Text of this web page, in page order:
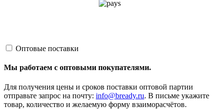
Оптовые поставки
Мы работаем с оптовыми покупателями.
Для получения цены и сроков поставки оптовой партии
отправьте запрос на почту: info@bready.ru. В письме укажите
товар, количество и желаемую форму взаиморасчётов.